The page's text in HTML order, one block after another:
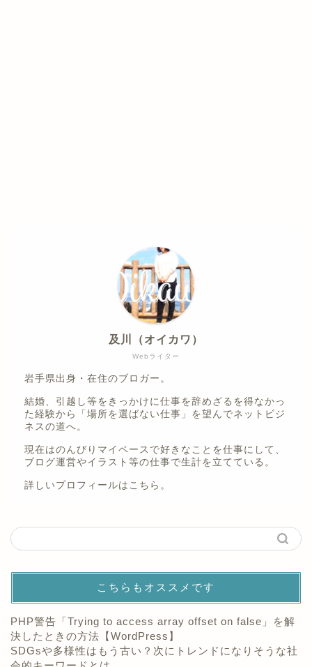
Webライター
及川（オイカワ）
岩手県出身・在住のブロガー。
結婚、引越し等をきっかけに仕事を辞めざるを得なかっ
た経験から「場所を選ばない仕事」を望んでネットビジ
ネスの道へ。
現在はのんびりマイペースで好きなことを仕事にして、
ブログ運営やイラスト等の仕事で生計を立てている。
詳しいプロフィールは こちら。
こちらもオススメです
PHP警告「Trying to access array offset on false」を解
決したときの方法【WordPress】
SDGsや多様性はもう古い？次にトレンドになりそうな社